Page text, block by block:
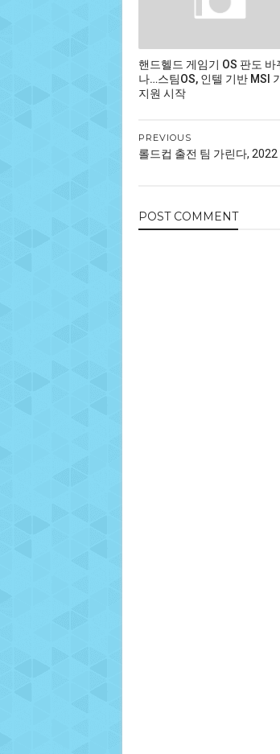
핸드헬드 게임기 OS 판도 바
나…스팀OS, 인텔 기반 MSI
지원 시작
PREVIOUS
롤드컵 출전 팀 가린다,
POST COMMENT